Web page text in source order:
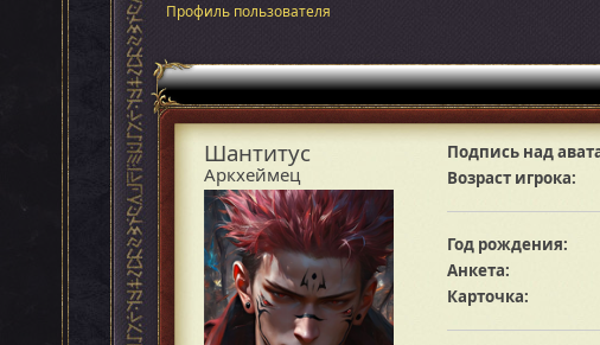
Профиль пользователя
Шантитус
Аркхеймец
Подпись над
Возраст игрока:
Год рождения:
Анкета:
Карточка: